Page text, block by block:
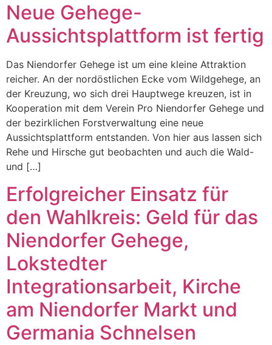
Neue Gehege-
Aussichtsplattform ist fertig
Das Niendorfer Gehege ist um eine kleine Attraktion
reicher. An der nordöstlichen Ecke vom Wildgehege, an
der Kreuzung, wo sich drei Hauptwege kreuzen, ist in
Kooperation mit dem Verein Pro Niendorfer Gehege und
der bezirklichen Forstverwaltung eine neue
Aussichtsplattform entstanden. Von hier aus lassen sich
Rehe und Hirsche gut beobachten und auch die Wald-
und […]
Erfolgreicher Einsatz für
den Wahlkreis: Geld für das
Niendorfer Gehege,
Lokstedter
Integrationsarbeit, Kirche
am Niendorfer Markt und
Germania Schnelsen